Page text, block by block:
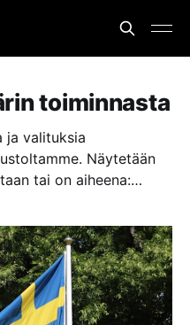
toiminnasta
ja valituksia
Näytetään
tai on aiheena: